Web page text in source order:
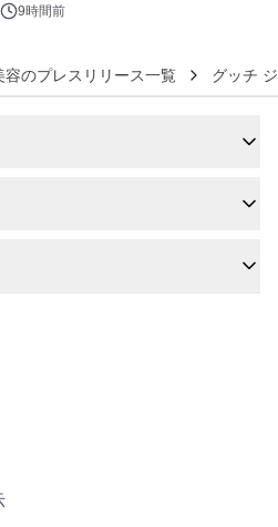
ンズ9時間前
容のプレスリリース一覧 グッチ